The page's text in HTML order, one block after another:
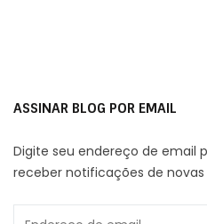
ASSINAR BLOG POR EMAIL
Digite seu endereço de email
receber notificações de